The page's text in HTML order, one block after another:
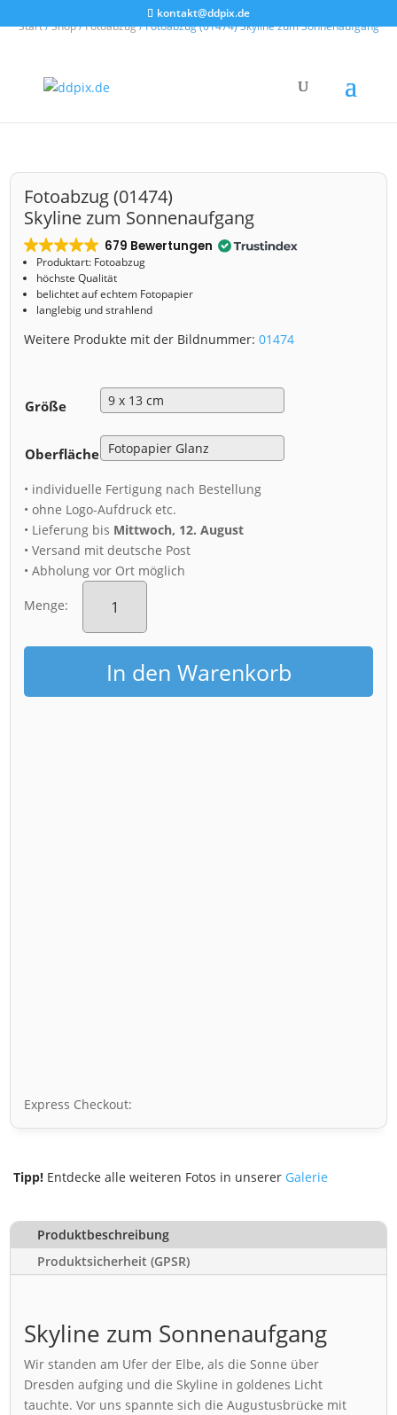
kontakt@ddpix.de
Start/Shop/Fotoabzug/ Fotoabzug (01474) Skyline zum Sonnenaufgang
Fotoabzug (01474)
Skyline zum Sonnenaufgang
679 Bewertungen
Produktart: Fotoabzug
höchste Qualität
belichtet auf echtem Fotopapier
langlebig und strahlend
Weitere Produkte mit der Bildnummer:01474
Größe
Oberfläche
• individuelle Fertigung nach Bestellung
• ohne Logo-Aufdruck etc.
• Lieferung bis Mittwoch, 12. August
• Versand mit deutsche Post
• Abholung vor Ort möglich
Menge:
Fotoabzug
(01474)
zum
Sonnenaufgang
MengeIn den Warenkorb
Express Checkout:
Tipp! Entdecke alle weiteren Fotos in unserer Galerie
Produktbeschreibung
Produktsicherheit (GPSR)
Skyline zum Sonnenaufgang
Wir standen am Ufer der Elbe, als die Sonne über
Dresden aufging und die Skyline in goldenes Licht
tauchte. Vor uns spannte sich die Augustusbrücke mit